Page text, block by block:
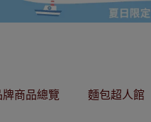
商品總覽 麵包超人館